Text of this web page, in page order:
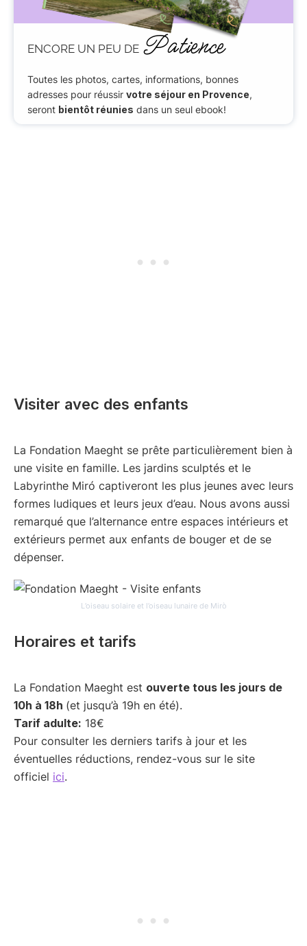
ENCORE UN PEU DE Patience
Toutes les photos, cartes, informations, bonnes
adresses pour réussir votre séjour en Provence,
seront bientôt réunies dans un seul ebook!
Visiter avec des enfants
La Fondation Maeght se prête particulièrement bien à
une visite en famille. Les jardins sculptés et le
Labyrinthe Miró captiveront les plus jeunes avec leurs
formes ludiques et leurs jeux d’eau. Nous avons aussi
remarqué que l’alternance entre espaces intérieurs et
extérieurs permet aux enfants de bouger et de se
dépenser.
L’oiseau solaire et l’oiseau lunaire de Mirò
Horaires et tarifs
La Fondation Maeght est ouverte tous les jours de
10h à 18h (et jusqu’à 19h en été).
Tarif adulte: 18€
Pour consulter les derniers tarifs à jour et les
éventuelles réductions, rendez-vous sur le site
officiel ici.